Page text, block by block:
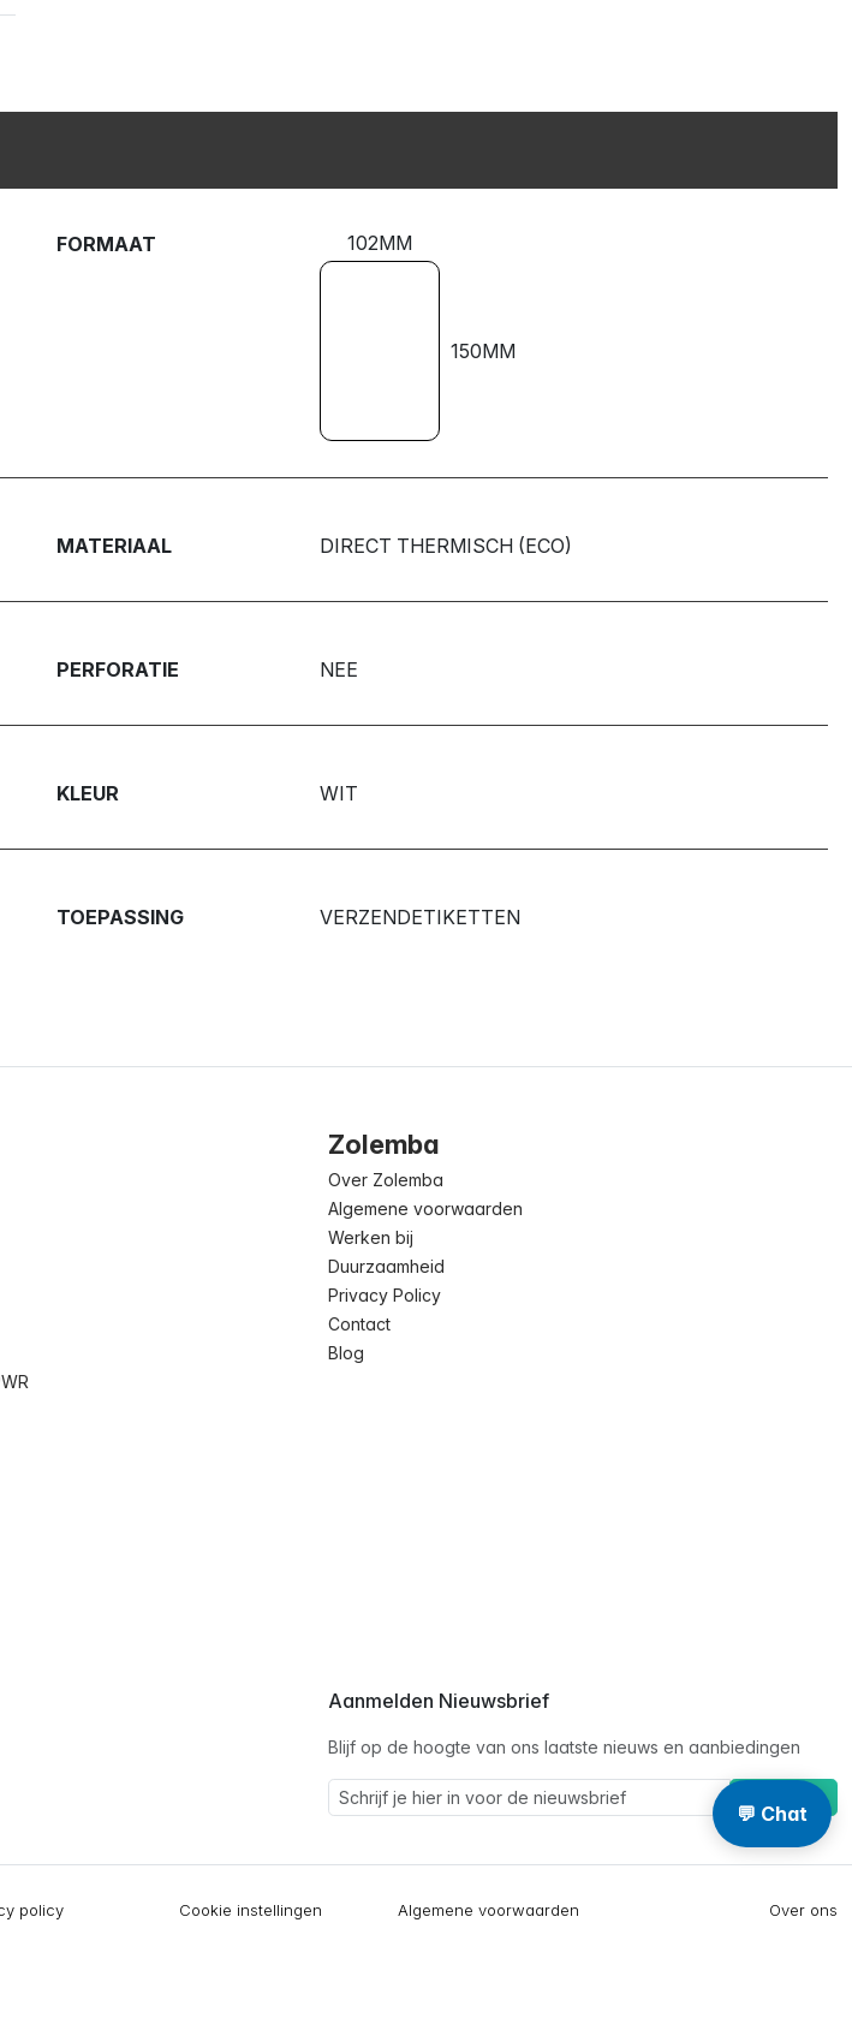
FORMAAT 102MM
150MM
MATERIAAL DIRECT THERMISCH (ECO)
PERFORATIE NEE
KLEUR WIT
TOEPASSING VERZENDETIKETTEN
Zolemba
Over Zolemba
Algemene voorwaarden
Werken bij
Duurzaamheid
Privacy Policy
Contact
Blog
Aanmelden Nieuwsbrief
Blijf op de hoogte van ons laatste nieuws en aanbiedingen
Schrijf je in
policy Cookie instellingen Algemene voorwaarden Over ons
💬 Chat